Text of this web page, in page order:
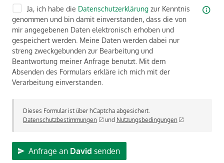
Ja, ich habe die Datenschutzerklärung zur Kenntnis
genommen und bin damit einverstanden, dass die von
mir angegebenen Daten elektronisch erhoben und
gespeichert werden. Meine Daten werden dabei nur
streng zweckgebunden zur Bearbeitung und
Beantwortung meiner Anfrage benutzt. Mit dem
Absenden des Formulars erkläre ich mich mit der
Verarbeitung einverstanden.
Dieses Formular ist über hCaptcha abgesichert.
Datenschutzbestimmungen
und Nutzungsbedingungen
Anfrage an David senden